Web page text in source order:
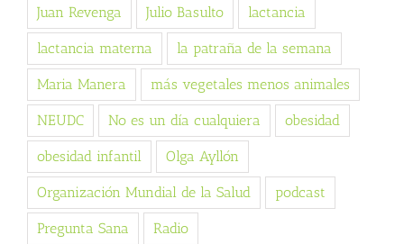
Juan Revenga Julio Basulto lactancia
lactancia materna la patraña de la semana
Maria Manera más vegetales menos animales
NEUDC No es un día cualquiera obesidad
obesidad infantil Olga Ayllón
Organización Mundial de la Salud podcast
Pregunta Sana Radio